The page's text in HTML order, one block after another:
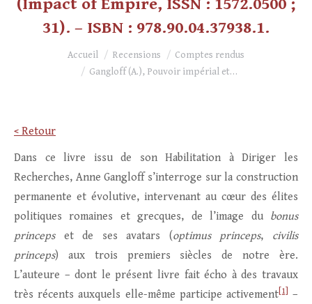
(Impact of Empire, ISSN : 1572.0500 ;
31). – ISBN : 978.90.04.37938.1.
Vous êtes ici :Accueil Recensions
Comptes rendus
Gangloff (A.), Pouvoir impérial et…
< Retour
Dans ce livre issu de son Habilitation à Diriger les
Recherches, Anne Gangloff s’interroge sur la construction
permanente et évolutive, intervenant au cœur des élites
politiques romaines et grecques, de l’image du bonus
princeps et de ses avatars (optimus princeps, civilis
princeps) aux trois premiers siècles de notre ère.
L’auteure – dont le présent livre fait écho à des travaux
très récents auxquels elle-même participe activement[1]
–